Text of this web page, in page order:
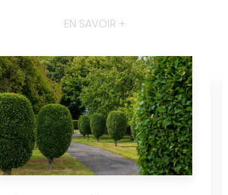
EN SAVOIR +